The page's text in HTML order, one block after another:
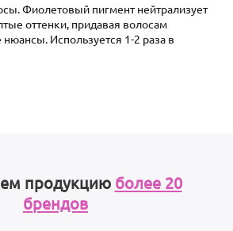
Фиолетовый пигмент нейтрализует
оттенки, придавая волосам
Используется 1-2 раза в
продукцию более 20
брендов